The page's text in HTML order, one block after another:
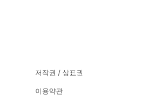
저작권 / 상표권
이용약관